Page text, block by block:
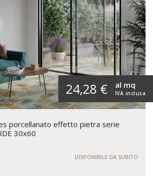
24,28 € IVA inclusa
al mq
porcellanato effetto pietra serie
30x60
DISPONIBILE DA SUBITO